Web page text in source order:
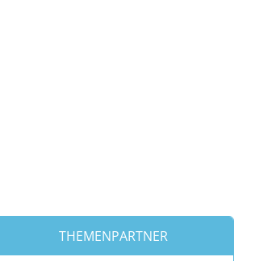
THEMENPARTNER